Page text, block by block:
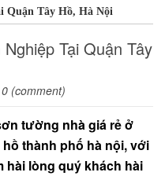
Quận Tây Hồ, Hà Nội
Tại Quận Tây
(comment)
tường nhà giá rẻ ở
thành phố hà nội, với
hài lòng quý khách hài